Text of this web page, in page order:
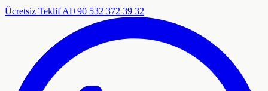
Ücretsiz Teklif Al+90 532 372 39 32